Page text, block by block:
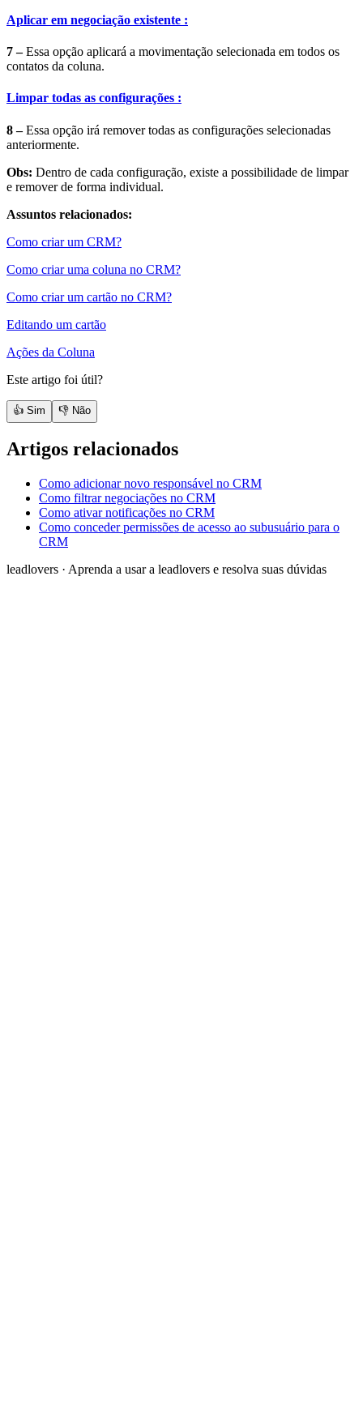
Aplicar em negociação existente :
7 –Essa opção aplicará a movimentação selecionada em todos os
contatos da coluna.
Limpar todas as configurações :
8 –Essa opção irá remover todas as configurações selecionadas
anteriormente.
Obs: Dentro de cada configuração, existe a possibilidade de limpar
e remover de forma individual.
Assuntos relacionados:
Como criar um CRM?
Como criar uma coluna no CRM?
Como criar um cartão no CRM?
Editando um cartão
Ações da Coluna
Este artigo foi útil?
👍 Sim 👎 Não
Artigos relacionados
Como adicionar novo responsável no CRM
Como filtrar negociações no CRM
Como ativar notificações no CRM
Como conceder permissões de acesso ao subusuário para o
CRM
leadlovers · Aprenda a usar a leadlovers e resolva suas dúvidas